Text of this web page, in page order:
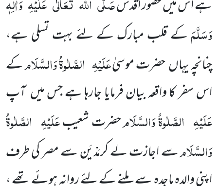
ہے اس میں حضور اقدس
وَسَلَّمَکے قلب مبارک کے لئے بہت تسلی ہے،
چنانچہ یہاں حضرت موسیٰعَلَیْہِ الصَّلٰوۃُ وَالسَّلَامکے
اس سفر کا واقعہ بیان فرمایا جارہا ہے جس میں آپ
عَلَیْہِ الصَّلٰوۃُ وَالسَّلَامحضرت شعیبعَلَیْہِ الصَّلٰوۃُ
وَالسَّلَامسے اجازت لے کرمَدْیَن سے مصر کی طرف
اپنی والدہ ماجدہ سے ملنے کے لئے روانہ ہوئے تھے ،